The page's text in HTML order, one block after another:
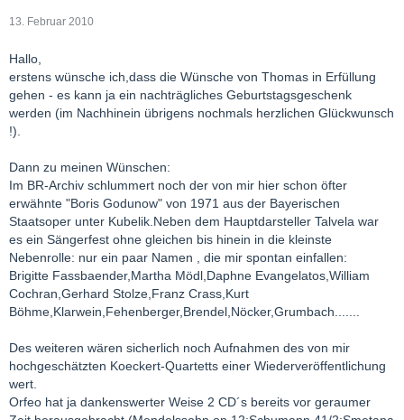
13. Februar 2010
Hallo,
erstens wünsche ich,dass die Wünsche von Thomas in Erfüllung
gehen - es kann ja ein nachträgliches Geburtstagsgeschenk
werden (im Nachhinein übrigens nochmals herzlichen Glückwunsch
!).
Dann zu meinen Wünschen:
Im BR-Archiv schlummert noch der von mir hier schon öfter
erwähnte "Boris Godunow" von 1971 aus der Bayerischen
Staatsoper unter Kubelik.Neben dem Hauptdarsteller Talvela war
es ein Sängerfest ohne gleichen bis hinein in die kleinste
Nebenrolle: nur ein paar Namen , die mir spontan einfallen:
Brigitte Fassbaender,Martha Mödl,Daphne Evangelatos,William
Cochran,Gerhard Stolze,Franz Crass,Kurt
Böhme,Klarwein,Fehenberger,Brendel,Nöcker,Grumbach.......
Des weiteren wären sicherlich noch Aufnahmen des von mir
hochgeschätzten Koeckert-Quartetts einer Wiederveröffentlichung
wert.
Orfeo hat ja dankenswerter Weise 2 CD´s bereits vor geraumer